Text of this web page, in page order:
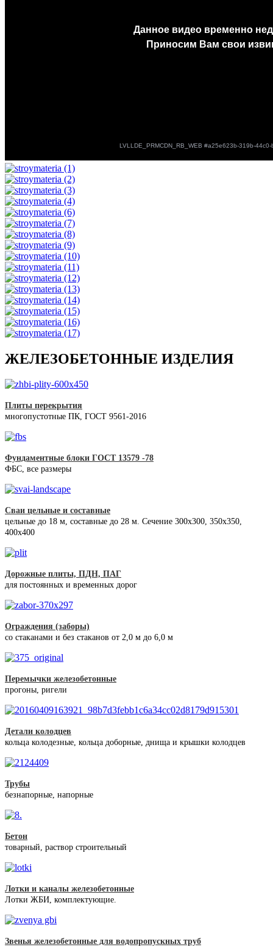
ЖЕЛЕЗОБЕТОННЫЕ ИЗДЕЛИЯ
Плиты перекрытия
многопустотные ПК, ГОСТ 9561-2016
Фундаментные блоки ГОСТ 13579 -78
ФБС, все размеры
Сваи цельные и составные
цельные до 18 м, составные до 28 м. Сечение 300x300, 350x350,
400х400
Дорожные плиты, ПДН, ПАГ
для постоянных и временных дорог
Ограждения (заборы)
со стаканами и без стаканов от 2,0 м до 6,0 м
Перемычки железобетонные
прогоны, ригели
Детали колодцев
кольца колодезные, кольца доборные, днища и крышки колодцев
Трубы
безнапорные, напорные
Бетон
товарный, раствор строительный
Лотки и каналы железобетонные
Лотки ЖБИ, комплектующие.
Звенья железобетонные для водопропускных труб